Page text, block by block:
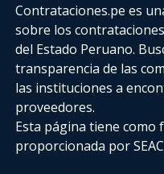
Contrataciones.pe es
sobre los
del Estado Peruano.
transparencia de las
las instituciones a
proveedores.
Esta página tiene
proporcionada por